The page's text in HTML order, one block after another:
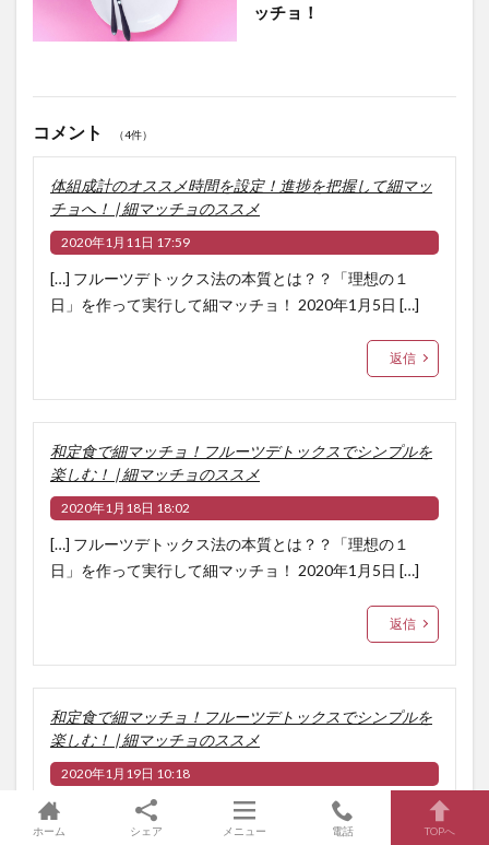
ッチョ！
コメント （4件）
体組成計のオススメ時間を設定！進捗を把握して細マッ
チョへ！ | 細マッチョのススメ
2020年1月11日 17:59
[…] フルーツデトックス法の本質とは？？「理想の１
日」を作って実行して細マッチョ！ 2020年1月5日 […]
返信
和定食で細マッチョ！フルーツデトックスでシンプルを
楽しむ！ | 細マッチョのススメ
2020年1月18日 18:02
[…] フルーツデトックス法の本質とは？？「理想の１
日」を作って実行して細マッチョ！ 2020年1月5日 […]
返信
和定食で細マッチョ！フルーツデトックスでシンプルを
楽しむ！ | 細マッチョのススメ
2020年1月19日 10:18
[…] 連記事>>>「フルーツデトックス法の本質とは？？
『理想の１日』を作って実行して細マッチョ！」 […]
ホーム シェア メニュー 電話 TOPへ